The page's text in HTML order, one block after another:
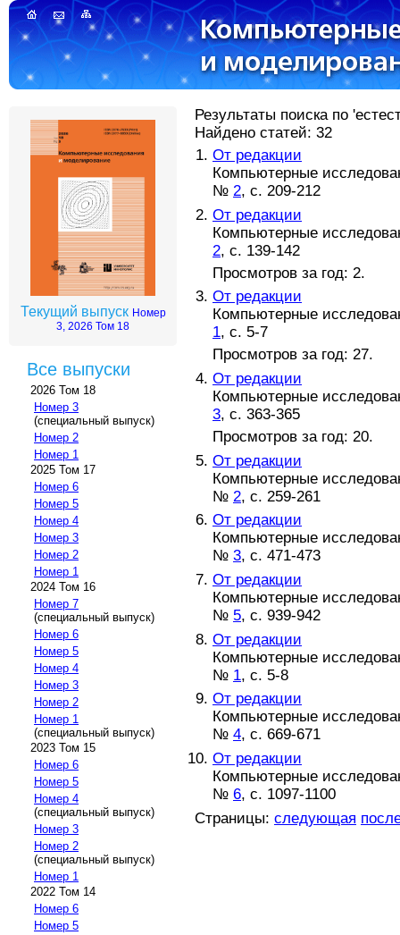
Текущий выпуск Номер
3, 2026 Том 18
Все выпуски
2026 Том 18
Номер 3
(специальный выпуск)
Номер 2
Номер 1
2025 Том 17
Номер 6
Номер 5
Номер 4
Номер 3
Номер 2
Номер 1
2024 Том 16
Номер 7
(специальный выпуск)
Номер 6
Номер 5
Номер 4
Номер 3
Номер 2
Номер 1
(специальный выпуск)
2023 Том 15
Номер 6
Номер 5
Номер 4
(специальный выпуск)
Номер 3
Номер 2
(специальный выпуск)
Номер 1
2022 Том 14
Номер 6
Номер 5
Результаты поиска по
Найдено статей: 32
От редакции
Компьютерные
№ 2, с. 209-212
От редакции
Компьютерные
2, с. 139-142
Просмотров за год: 2.
От редакции
Компьютерные
1, с. 5-7
Просмотров за год: 27.
От редакции
Компьютерные
3, с. 363-365
Просмотров за год: 20.
От редакции
Компьютерные
№ 2, с. 259-261
От редакции
Компьютерные
№ 3, с. 471-473
От редакции
Компьютерные
№ 5, с. 939-942
От редакции
Компьютерные
№ 1, с. 5-8
От редакции
Компьютерные
№ 4, с. 669-671
От редакции
Компьютерные
№ 6, с. 1097-1100
Страницы: следующая